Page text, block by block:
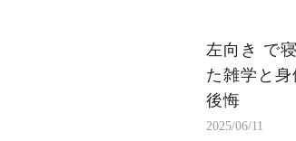
左向き で
た雑学と
後悔
2025/06/11